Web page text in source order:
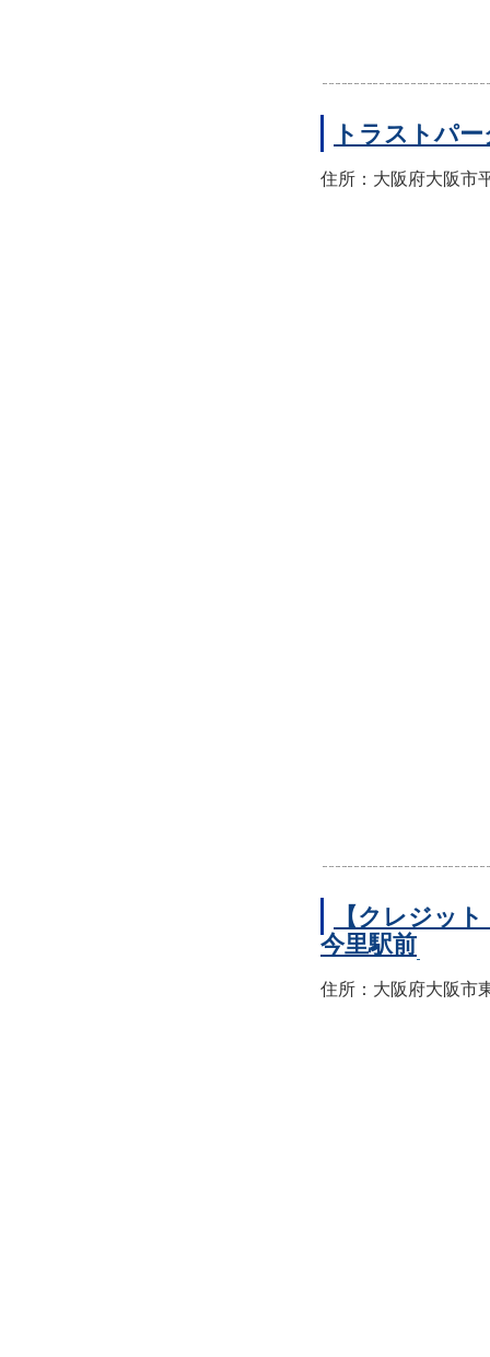
トラストパ
住所：大阪府大阪市
【クレジッ
今里駅前
住所：大阪府大阪市